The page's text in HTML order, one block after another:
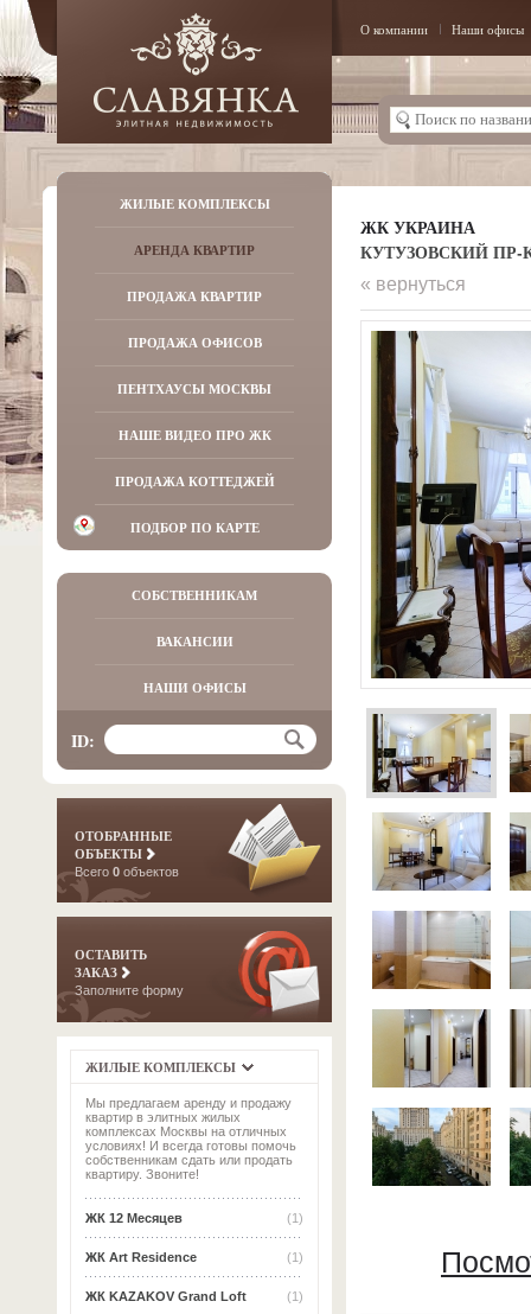
О компании Наши офисы
ЖИЛЫЕ КОМПЛЕКСЫ
АРЕНДА КВАРТИР
ПРОДАЖА КВАРТИР
ПРОДАЖА ОФИСОВ
ПЕНТХАУСЫ МОСКВЫ
НАШЕ ВИДЕО ПРО ЖК
ПРОДАЖА КОТТЕДЖЕЙ
ПОДБОР ПО КАРТЕ
СОБСТВЕННИКАМ
ВАКАНСИИ
НАШИ ОФИСЫ
ID:
ОТОБРАННЫЕ
ОБЪЕКТЫ
Всего 0 объектов
ОСТАВИТЬ
ЗАКАЗ
Заполните форму
ЖИЛЫЕ КОМПЛЕКСЫ
Мы предлагаем аренду и продажу
квартир в элитных жилых
комплексах Москвы на отличных
условиях! И всегда готовы помочь
собственникам сдать или продать
квартиру. Звоните!
(1)
ЖК 12 Месяцев
(1)
ЖК Art Residence
(1)
ЖК KAZAKOV Grand Loft
ЖК УКРАИНА
КУТУЗОВСКИЙ ПР-
« вернуться